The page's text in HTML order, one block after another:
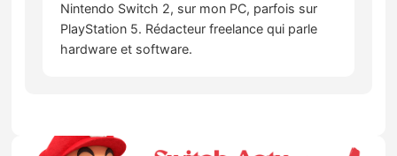
Nintendo Switch 2, sur mon PC, parfois sur
PlayStation 5. Rédacteur freelance qui parle
hardware et software.